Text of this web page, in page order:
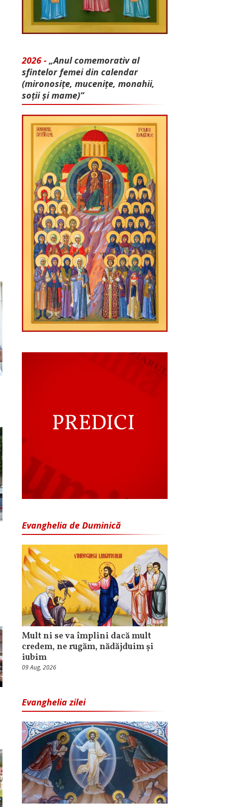
2026 - „Anul comemorativ al
sfintelor femei din calendar
(mironosițe, mu­cenițe, monahii,
soții și mame)”
Evanghelia de Duminică
Mult ni se va împlini dacă mult
credem, ne rugăm, nădăjduim și
iubim
09 Aug, 2026
Evanghelia zilei